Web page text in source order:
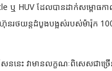
ឬ HUV ដែលបានដាក់សម្ពោធកា
មហ៊ុនរថយន្តដំបូងបង្អស់របស់ម៉ារ៉ុ
េះ វាមានលក្ខណៈពិសេសជាច្រើ